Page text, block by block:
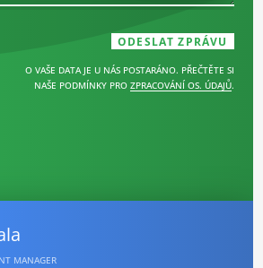
O VAŠE DATA JE U NÁS POSTARÁNO. PŘEČTĚTE SI
NAŠE PODMÍNKY PRO ZPRACOVÁNÍ OS. ÚDAJŮ.
MANAGER